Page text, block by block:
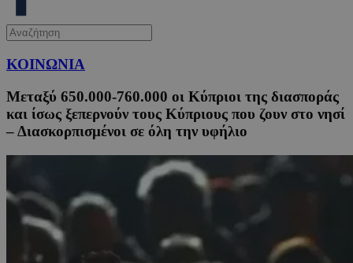
ΚΟΙΝΩΝΙΑ
Μεταξύ 650.000-760.000 οι Κύπριοι της διασποράς
και ίσως ξεπερνούν τους Κύπριους που ζουν στο νησί
– Διασκορπισμένοι σε όλη την υφήλιο